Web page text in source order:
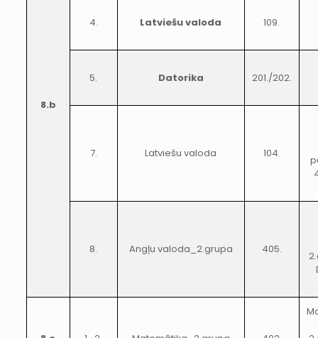
8.b
4. Latviešu valoda 109.
5. Datorika 201./202.
7. Latviešu valoda 104.
8. Angļu valoda_2.grupa 405.